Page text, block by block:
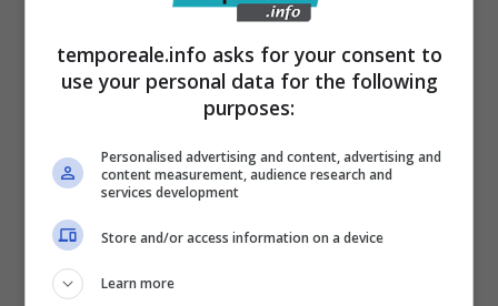
La volontà di Netflix è quella di proporre una
commedia attenta alla rappresentazione dei
personaggi, molto di più rispetto al passato.
Questo cosa vuol dire? Che Colin Firth nella
miniserie degli anni Novanta, nei panni di Mr.
Darcy, emerse da un lago con la camicia
bagnata incollata al petto. E’ una scena
iconica, che ha fatto sognare milioni di
temporeale.info asks for your consent to
use your personal data for the following
purposes:
Personalised advertising and content, advertising and
content measurement, audience research and
services development
Store and/or access information on a device
Learn more